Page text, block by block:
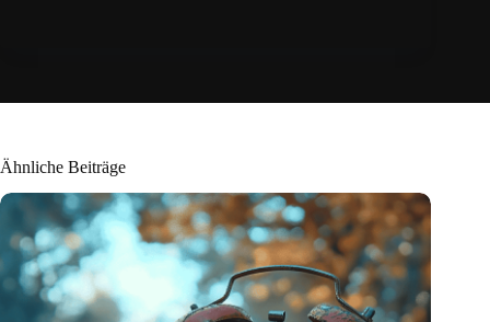
Ähnliche Beiträge